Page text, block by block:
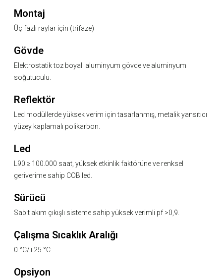
Montaj
Üç fazlı raylar için (trifaze)
Gövde
Elektrostatik toz boyalı aluminyum gövde ve aluminyum
soğutuculu.
Reflektör
Led modüllerde yüksek verim için tasarlanmış, metalik yansıtıcı
yüzey kaplamalı polikarbon.
Led
L90 ≥ 100.000 saat, yüksek etkinlik faktörüne ve renksel
geriverime sahip COB led.
Sürücü
Sabit akım çıkışlı sisteme sahip yüksek verimli pf >0,9.
Çalışma Sıcaklık Aralığı
0 °C/+25 °C
Opsiyon